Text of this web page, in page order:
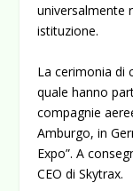
universalmente
istituzione.
La cerimonia di
quale hanno
compagnie
Amburgo, in
Expo”. A
CEO di Skytrax.